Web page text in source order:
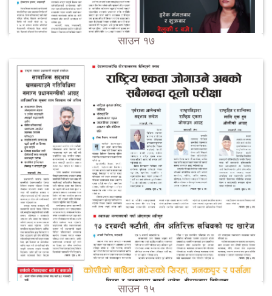
साउन १७
साउन १५